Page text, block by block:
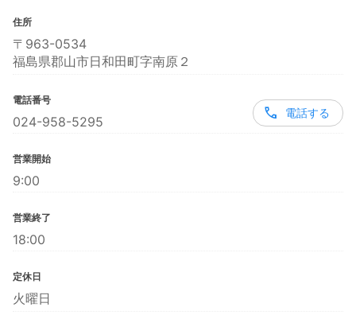
住所
〒963-0534
福島県郡山市日和田町字南原２
電話番号
024-958-5295
電話する
営業開始
9:00
営業終了
18:00
定休日
火曜日